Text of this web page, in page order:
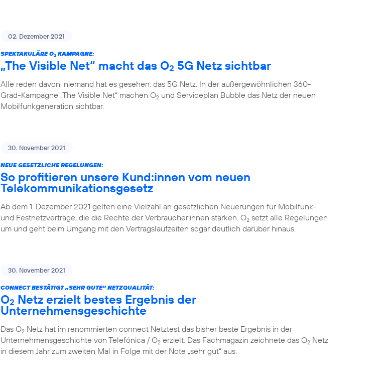
02. Dezember 2021
SPEKTAKULÄRE O2 KAMPAGNE:
„The Visible Net“ macht das O2 5G Netz sichtbar
Alle reden davon, niemand hat es gesehen: das 5G Netz. In der außergewöhnlichen 360-
Grad-Kampagne „The Visible Net“ machen O2 und Serviceplan Bubble das Netz der neuen
Mobilfunkgeneration sichtbar.
30. November 2021
NEUE GESETZLICHE REGELUNGEN:
So profitieren unsere Kund:innen vom neuen
Telekommunikationsgesetz
Ab dem 1. Dezember 2021 gelten eine Vielzahl an gesetzlichen Neuerungen für Mobilfunk-
und Festnetzverträge, die die Rechte der Verbraucher:innen stärken. O2 setzt alle Regelungen
um und geht beim Umgang mit den Vertragslaufzeiten sogar deutlich darüber hinaus.
30. November 2021
CONNECT BESTÄTIGT „SEHR GUTE“ NETZQUALITÄT:
O2 Netz erzielt bestes Ergebnis der
Unternehmensgeschichte
Das O2 Netz hat im renommierten connect Netztest das bisher beste Ergebnis in der
Unternehmensgeschichte von Telefónica / O2 erzielt. Das Fachmagazin zeichnete das O2 Netz
in diesem Jahr zum zweiten Mal in Folge mit der Note „sehr gut“ aus.